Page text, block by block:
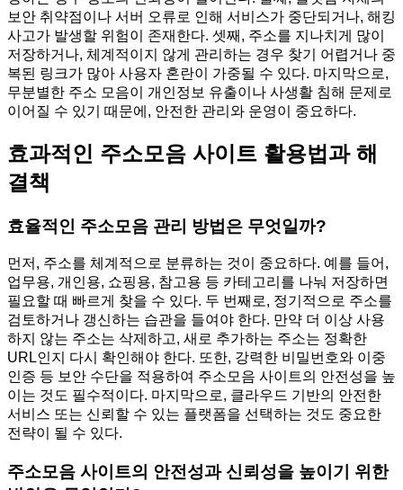
보안 취약점이나 서버 오류로 인해 서비스가 중단되거나, 해킹
사고가 발생할 위험이 존재한다. 셋째, 주소를 지나치게 많이
저장하거나, 체계적이지 않게 관리하는 경우 찾기 어렵거나 중
복된 링크가 많아 사용자 혼란이 가중될 수 있다. 마지막으로,
무분별한 주소 모음이 개인정보 유출이나 사생활 침해 문제로
이어질 수 있기 때문에, 안전한 관리와 운영이 중요하다.
효과적인 주소모음 사이트 활용법과 해
결책
효율적인 주소모음 관리 방법은 무엇일까?
먼저, 주소를 체계적으로 분류하는 것이 중요하다. 예를 들어,
업무용, 개인용, 쇼핑용, 참고용 등 카테고리를 나눠 저장하면
필요할 때 빠르게 찾을 수 있다. 두 번째로, 정기적으로 주소를
검토하거나 갱신하는 습관을 들여야 한다. 만약 더 이상 사용
하지 않는 주소는 삭제하고, 새로 추가하는 주소는 정확한
URL인지 다시 확인해야 한다. 또한, 강력한 비밀번호와 이중
인증 등 보안 수단을 적용하여 주소모음 사이트의 안전성을 높
이는 것도 필수적이다. 마지막으로, 클라우드 기반의 안전한
서비스 또는 신뢰할 수 있는 플랫폼을 선택하는 것도 중요한
전략이 될 수 있다.
주소모음 사이트의 안전성과 신뢰성을 높이기 위한